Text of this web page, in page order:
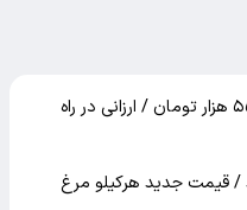
قیمت برنج هنوز در کانال ۴۵۰ تا ۵۵۰ هزار تومان / ارزانی در راه
قیمت جدید هرکیلو مرغ